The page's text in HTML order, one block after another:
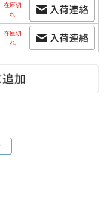
在庫切
れ
在庫切
れ